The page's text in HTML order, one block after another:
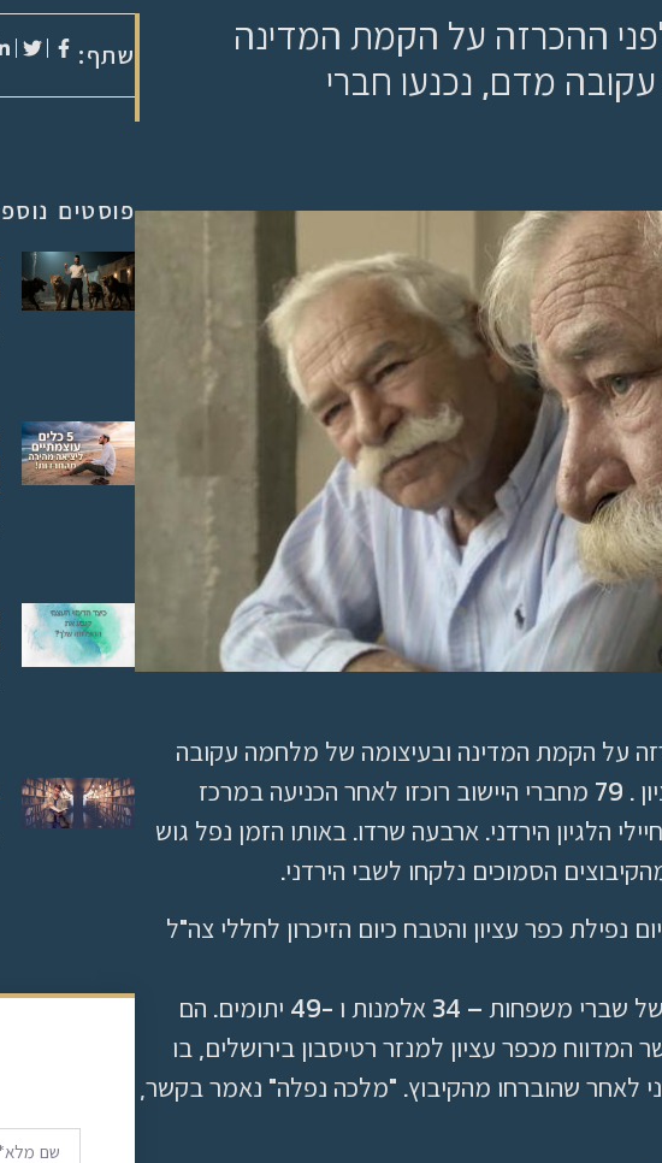
ההכרזה על הקמת המדינה
מדם, נכנעו חברי
על הקמת המדינה ובעיצומה של מלחמה עקובה
מדם, נכנעו חברי קיבוץ כפר עציון . 79 מחברי היישוב רוכזו לאחר הכניעה במרכז
הלגיון הירדני. ארבעה שרדו. באותו הזמן נפל גוש
הסמוכים נלקחו לשבי הירדני.
כפר עציון והטבח כיום הזיכרון לחללי צה"ל
קהילת כפר עציון הפכה לאוסף של שברי משפחות – 34 אלמנות ו -49 יתומים. הם
המדווח מכפר עציון למנזר רטיסבון בירושלים, בו
לאחר שהוברחו מהקיבוץ. "מלכה נפלה" נאמר בקשר,
שתף:
פוסטים